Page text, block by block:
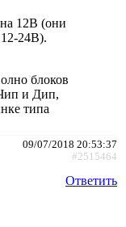
12В (они
24В).
блоков
и Дип,
типа
09/07/2018 20:53:37
#2515464
Ответить